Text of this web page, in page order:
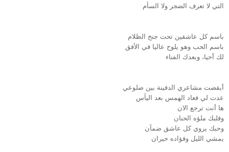
التي لا تعرف الضجر ولا السأم
باسم كل عاشقين تحت جنح الظلام
باسم الحب وهو يلوح عاليا في الأفق
لك أحيا، وبعدك الفناء
أيقضت مشاعري الدفينة بين ضلوعي
عدت لي فعاد الهمس بعد اليأس
ها أنت ترجع الان
وقلبك ملؤه الحنان
وحبك يروي كل عاشق ضمآن
يمشي الليل وفؤاده حيران